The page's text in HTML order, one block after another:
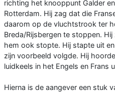
richting het knooppunt Galder
Rotterdam. Hij zag dat die
daarom op de vluchtstrook ter
Breda/Rijsbergen te stoppen.
hem ook stopte. Hij stapte uit
zijn voorbeeld volgde. Hij
luidkeels in het Engels en Frans
Hierna is de aangever een stuk